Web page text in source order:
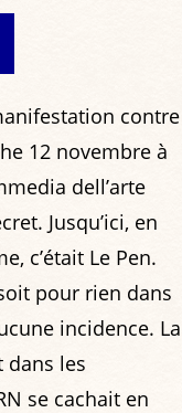
contre
12 novembre à
dell’arte
Jusqu’ici, en
c’était Le Pen.
pour rien dans
incidence. La
dans les
se cachait en